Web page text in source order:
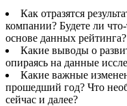
Как отразятся
компании? Будете ли
основе данных рейтинга?
Какие выводы о
опираясь на данные
Какие важные
прошедший год? Что
сейчас и далее?